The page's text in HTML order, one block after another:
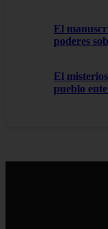
El
poderes
El
pueblo